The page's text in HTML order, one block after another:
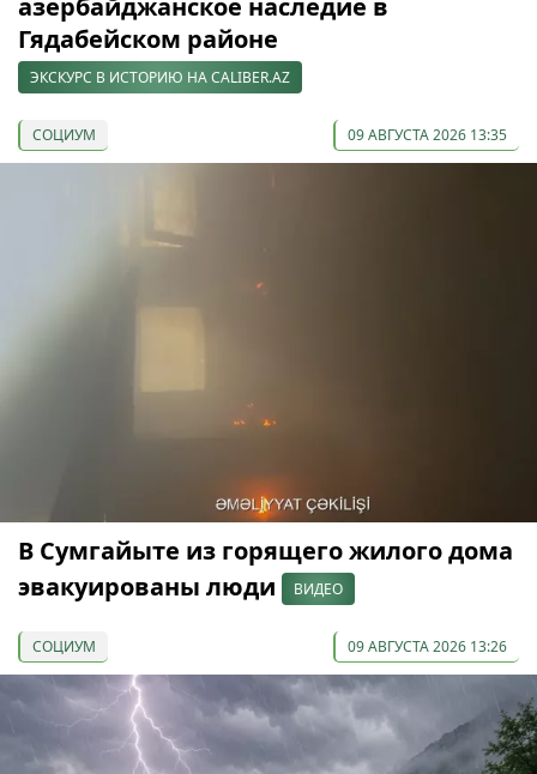
азербайджанское наследие в
Гядабейском районе
ЭКСКУРС В ИСТОРИЮ НА CALIBER.AZ
СОЦИУМ 09 АВГУСТА 2026 13:35
В Сумгайыте из горящего жилого дома
эвакуированы люди
ВИДЕО
СОЦИУМ 09 АВГУСТА 2026 13:26